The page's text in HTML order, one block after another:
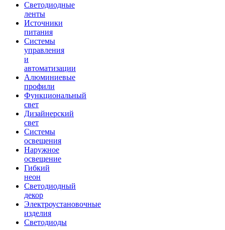
Светодиодные
ленты
Источники
питания
Системы
управления
и
автоматизации
Алюминиевые
профили
Функциональный
свет
Дизайнерский
свет
Системы
освещения
Наружное
освещение
Гибкий
неон
Светодиодный
декор
Электроустановочные
изделия
Светодиоды